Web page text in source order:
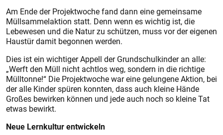
Am Ende der Projektwoche fand dann eine gemeinsame
Müllsammelaktion statt. Denn wenn es wichtig ist, die
Lebewesen und die Natur zu schützen, muss vor der eigenen
Haustür damit begonnen werden.
Dies ist ein wichtiger Appell der Grundschulkinder an alle:
„Werft den Müll nicht achtlos weg, sondern in die richtige
Mülltonne!“ Die Projektwoche war eine gelungene Aktion, bei
der alle Kinder spüren konnten, dass auch kleine Hände
Großes bewirken können und jede auch noch so kleine Tat
etwas bewirkt.
Neue Lernkultur entwickeln